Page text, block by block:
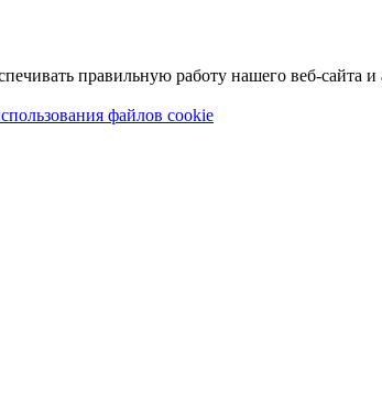
правильную работу нашего веб-сайта и
файлов cookie